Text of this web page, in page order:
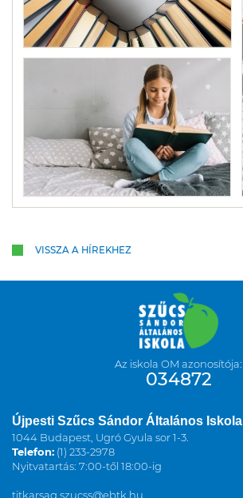
VISSZA A HÍREKHEZ
Az iskola OM azonosítója:
034872
Újpesti Szűcs Sándor Általános Iskola
1044 Budapest, Ugró Gyula sor 1-3.
Telefon: (1) 233-2978
Nyitvatartás: 7:00-től 18:00-ig
titkarsag.szucss@ebtk.hu